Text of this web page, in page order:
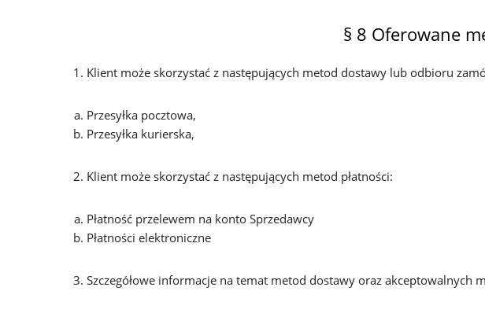
§ 8 Oferowane
Klient może skorzystać z następujących metod dostawy lub odbioru
Przesyłka pocztowa,
Przesyłka kurierska,
Klient może skorzystać z następujących metod płatności:
Płatność przelewem na konto Sprzedawcy
Płatności elektroniczne
Szczegółowe informacje na temat metod dostawy oraz akceptowalnych